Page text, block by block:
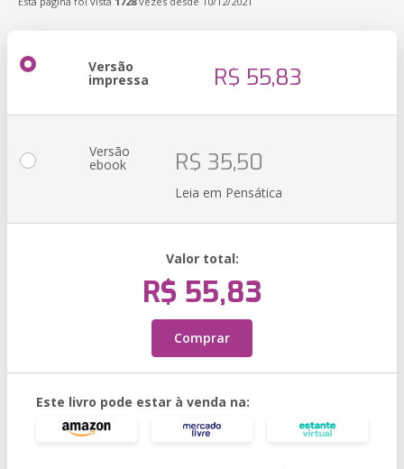
Versão
impressa R$ 55,83
Versão
ebook R$ 35,50
Leia em Pensática
Valor total:
R$ 55,83
Comprar
Este livro pode estar à venda na: